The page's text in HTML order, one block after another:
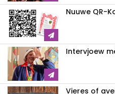
Nuuwe QR-
Intervjoew
Vieres of